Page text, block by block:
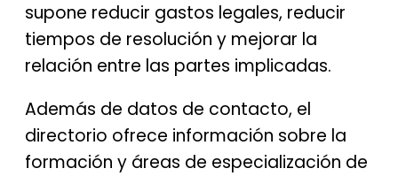
supone reducir gastos legales, reducir
tiempos de resolución y mejorar la
relación entre las partes implicadas.
Además de datos de contacto, el
directorio ofrece información sobre la
formación y áreas de especialización de